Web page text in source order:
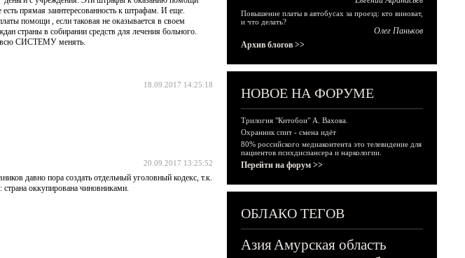
прямая заинтересованность к штрафам. И еще.
помощи , если таковая не оказывается в своем
страны в собирании средств для лечения больного.
всю СИСТЕМУ менять.
18.09.2017 14:25:18
20.09.2017 13:25:52
давно пора создать отдельный уголовный кодекс, т.к.
оккупирована чиновниками.
Повышение платы в автобусах за проезд: кто виноват,
и что делать?
Олег Паньков
Архив блогов >>
НОВОЕ НА ФОРУМЕ
Трилогия "Китобои" А. Вахова.
Охранник спит - смена идёт
80% российского медиаконтента это телевидение для
пациентов психдиспансера и наркологии.
Перейти на форум >>
ОБЛАКО ТЕГОВ
АзияАмурская область